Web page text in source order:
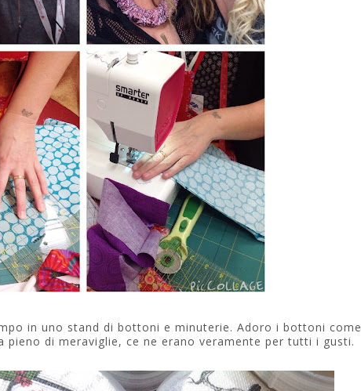
in uno stand di bottoni e minuterie. Adoro i bottoni come
di meraviglie, ce ne erano veramente per tutti i gusti.